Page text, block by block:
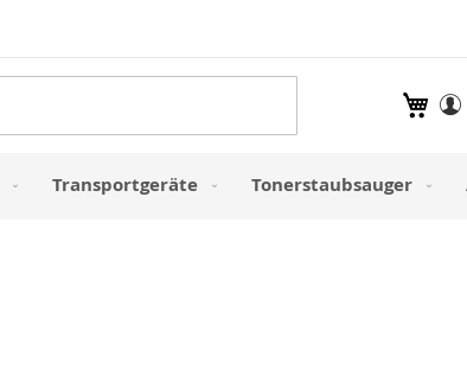
Transportgeräte Tonerstaubsauger